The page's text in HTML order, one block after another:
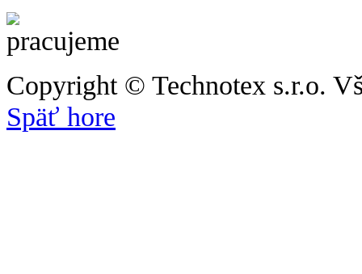
Copyright © Technotex s.r.o.
Späť hore